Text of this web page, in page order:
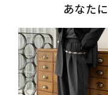
あなた